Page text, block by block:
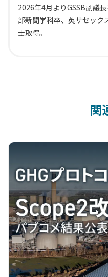
2026年4月よりGSSB副議
部新聞学科卒、英サセック
士取得。
関